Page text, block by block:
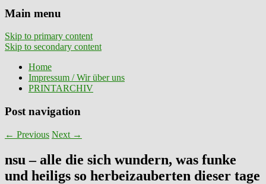
Main menu
Skip to primary content
Skip to secondary content
Home
Impressum / Wir über uns
PRINTARCHIV
Post navigation
← Previous Next →
nsu – alle die sich wundern, was funke
und heiligs so herbeizauberten dieser tage